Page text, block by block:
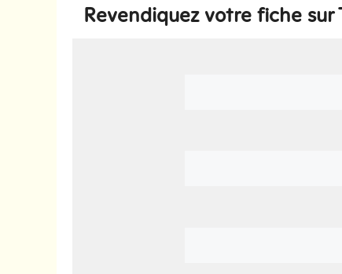
Revendiquez votre fiche sur